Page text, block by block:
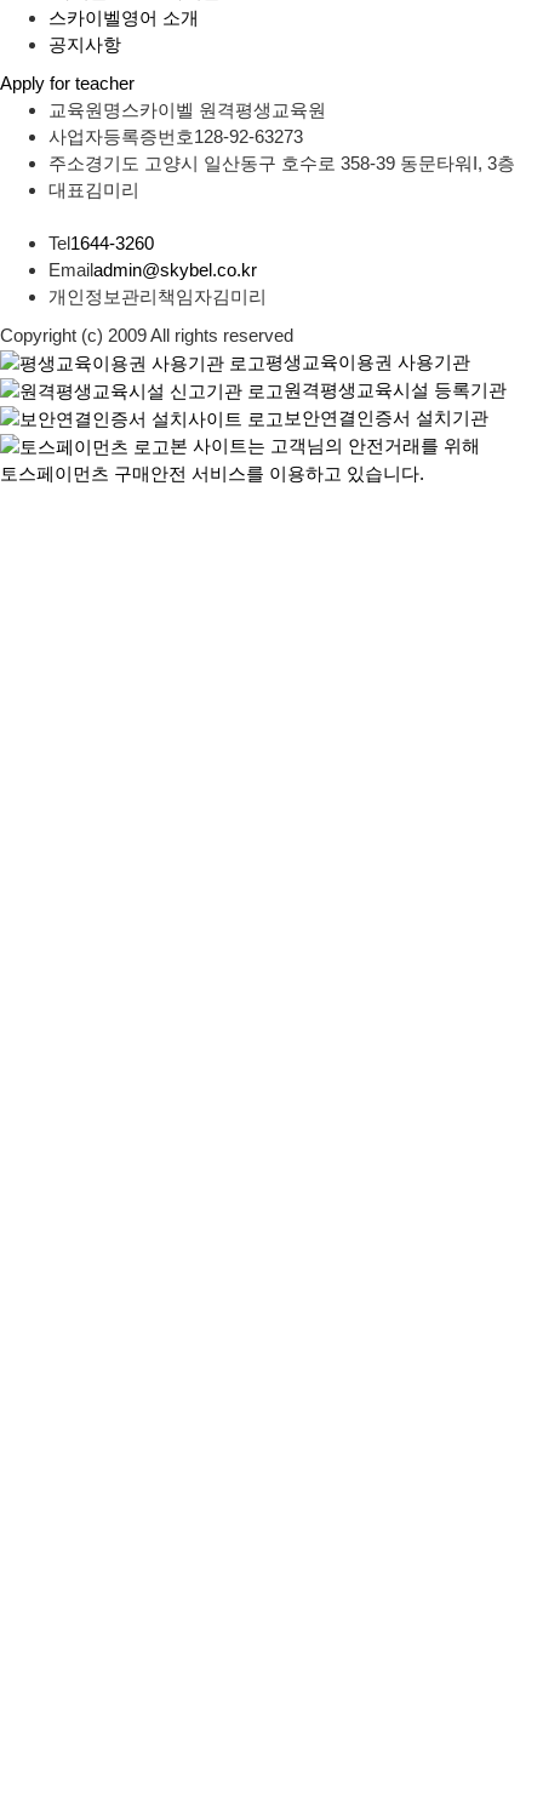
스카이벨영어 소개
공지사항
Apply for teacher
교육원명스카이벨 원격평생교육원
사업자등록증번호128-92-63273
주소경기도 고양시 일산동구 호수로 358-39 동문타워I, 3층
대표김미리
Tel1644-3260
Emailadmin@skybel.co.kr
개인정보관리책임자김미리
Copyright (c) 2009 All rights reserved
평생교육이용권 사용기관
원격평생교육시설 등록기관
보안연결인증서 설치기관
본 사이트는 고객님의 안전거래를 위해
토스페이먼츠 구매안전 서비스를 이용하고 있습니다.